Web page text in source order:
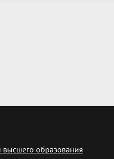
высшего образования